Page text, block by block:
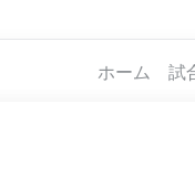
ホーム 試